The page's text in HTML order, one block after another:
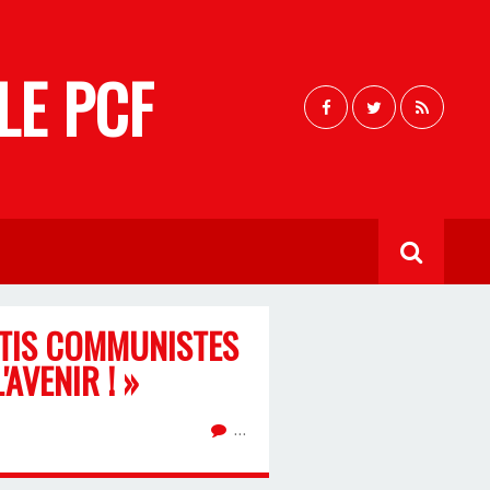
PCF
COMMUNISTES
! »
…